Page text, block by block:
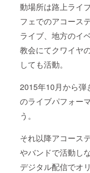
動場所は路上ライ
フェでのアコース
ライブ、地方のイ
教会にてクワイヤ
しても活動。
2015年10月から弾
のライブパフォー
う。
それ以降アコース
やバンドで活動しな
デジタル配信でオ